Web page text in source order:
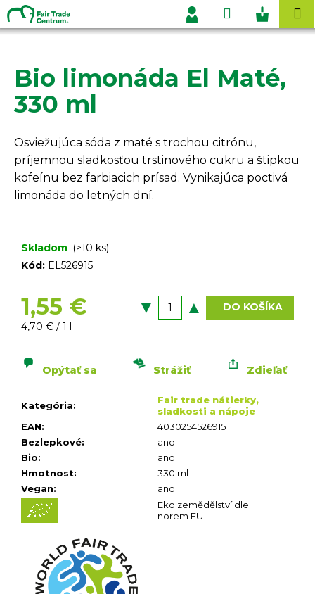
Prejsť
na
obsah
Hľadať
Prihlásenie
Bio limonáda El Maté,
330 ml
Osviežujúca sóda z maté s trochou citrónu,
príjemnou sladkosťou trstinového cukru a štipkou
kofeínu bez farbiacich prísad. Vynikajúca poctivá
limonáda do letných dní.
Skladom (>10 ks)
Kód: EL526915
1,55 €
Jednotková
cena:
4,70 € / 1 l
DO KOŠÍKA
Kategória:
Fair trade nátierky,
sladkosti a nápoje
EAN:
4030254526915
Bezlepkové:
ano
Bio:
ano
Hmotnost:
330 ml
Vegan:
ano
Eko zemědělství dle
norem EU
Opýtať sa Strážiť Zdieľať
K
o
Späť
Späť
Č
o
p
o
t
r
e
b
e
e
n
á
?